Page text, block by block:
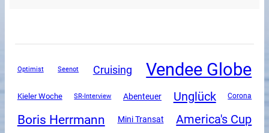
Optimist Seenot Cruising Vendee Globe
Kieler Woche SR-Interview Abenteuer Unglück Corona
Boris Herrmann Mini Transat America's Cup